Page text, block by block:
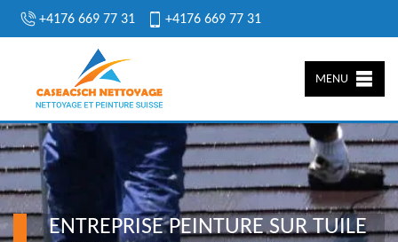
+4176 669 77 31 +4176 669 77 31
MENU
ENTREPRISE PEINTURE SUR TUILE